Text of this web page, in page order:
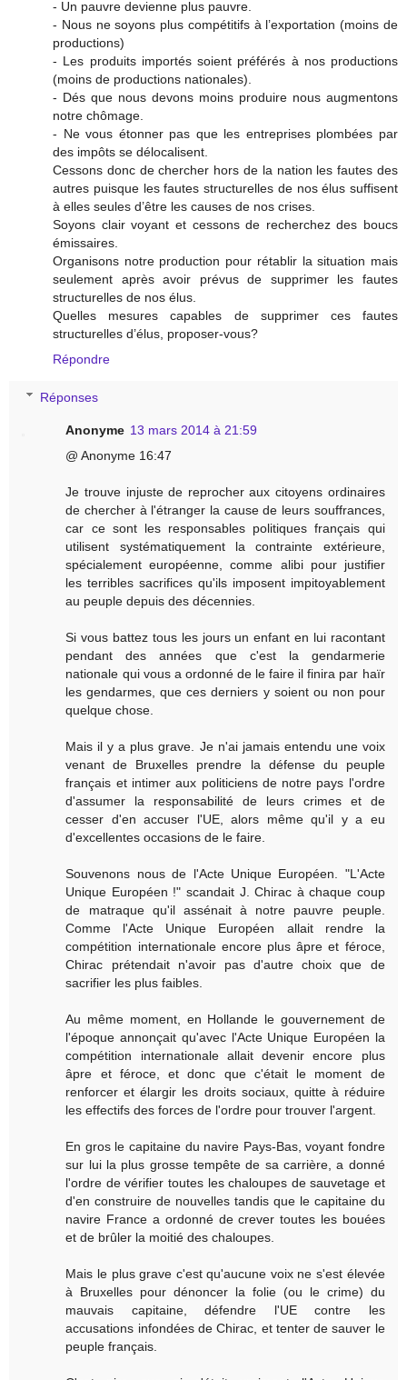
- Un pauvre devienne plus pauvre.
- Nous ne soyons plus compétitifs à l’exportation (moins de
productions)
- Les produits importés soient préférés à nos productions
(moins de productions nationales).
- Dés que nous devons moins produire nous augmentons
notre chômage.
- Ne vous étonner pas que les entreprises plombées par
des impôts se délocalisent.
Cessons donc de chercher hors de la nation les fautes des
autres puisque les fautes structurelles de nos élus suffisent
à elles seules d’être les causes de nos crises.
Soyons clair voyant et cessons de recherchez des boucs
émissaires.
Organisons notre production pour rétablir la situation mais
seulement après avoir prévus de supprimer les fautes
structurelles de nos élus.
Quelles mesures capables de supprimer ces fautes
structurelles d’élus, proposer-vous?
Répondre
Réponses
Anonyme 13 mars 2014 à 21:59
@ Anonyme 16:47
Je trouve injuste de reprocher aux citoyens ordinaires
de chercher à l'étranger la cause de leurs souffrances,
car ce sont les responsables politiques français qui
utilisent systématiquement la contrainte extérieure,
spécialement européenne, comme alibi pour justifier
les terribles sacrifices qu'ils imposent impitoyablement
au peuple depuis des décennies.
Si vous battez tous les jours un enfant en lui racontant
pendant des années que c'est la gendarmerie
nationale qui vous a ordonné de le faire il finira par haïr
les gendarmes, que ces derniers y soient ou non pour
quelque chose.
Mais il y a plus grave. Je n'ai jamais entendu une voix
venant de Bruxelles prendre la défense du peuple
français et intimer aux politiciens de notre pays l'ordre
d'assumer la responsabilité de leurs crimes et de
cesser d'en accuser l'UE, alors même qu'il y a eu
d'excellentes occasions de le faire.
Souvenons nous de l'Acte Unique Européen. "L'Acte
Unique Européen !" scandait J. Chirac à chaque coup
de matraque qu'il assénait à notre pauvre peuple.
Comme l'Acte Unique Européen allait rendre la
compétition internationale encore plus âpre et féroce,
Chirac prétendait n'avoir pas d'autre choix que de
sacrifier les plus faibles.
Au même moment, en Hollande le gouvernement de
l'époque annonçait qu'avec l'Acte Unique Européen la
compétition internationale allait devenir encore plus
âpre et féroce, et donc que c'était le moment de
renforcer et élargir les droits sociaux, quitte à réduire
les effectifs des forces de l'ordre pour trouver l'argent.
En gros le capitaine du navire Pays-Bas, voyant fondre
sur lui la plus grosse tempête de sa carrière, a donné
l'ordre de vérifier toutes les chaloupes de sauvetage et
d'en construire de nouvelles tandis que le capitaine du
navire France a ordonné de crever toutes les bouées
et de brûler la moitié des chaloupes.
Mais le plus grave c'est qu'aucune voix ne s'est élevée
à Bruxelles pour dénoncer la folie (ou le crime) du
mauvais capitaine, défendre l'UE contre les
accusations infondées de Chirac, et tenter de sauver le
peuple français.